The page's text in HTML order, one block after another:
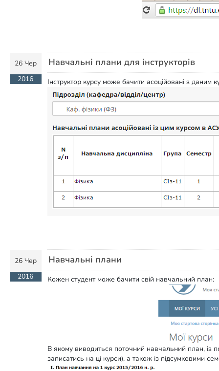
26 Чер
2016
Навчальні плани для інструкторів
Інструктор курсу може бачити асоційовані з даним
26 Чер
2016
Навчальні плани
Кожен студент може бачити свій навчальний план:
В якому виводиться поточний навчальний план, із
записатись на ці курси), а також із підсумковими